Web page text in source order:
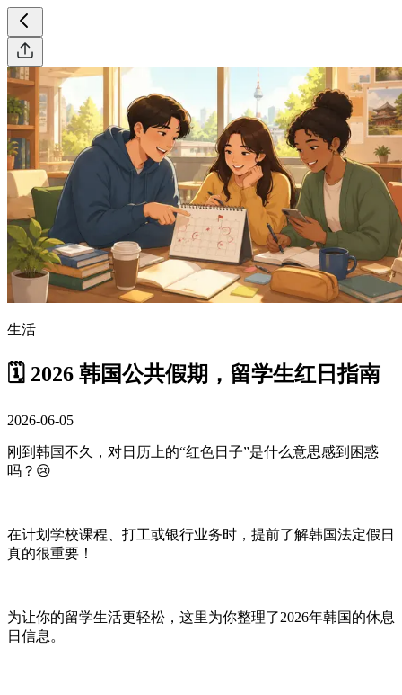
生活
🗓️ 2026 韩国公共假期，留学生红日指南
2026-06-05
刚到韩国不久，对日历上的“红色日子”是什么意思感到困惑
吗？😢
在计划学校课程、打工或银行业务时，提前了解韩国法定假日
真的很重要！
为让你的留学生活更轻松，这里为你整理了2026年韩国的休息
日信息。